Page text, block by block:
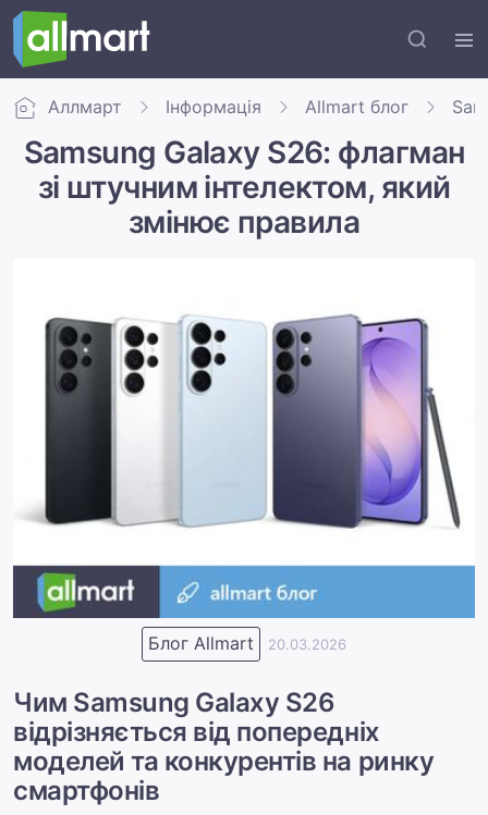
Аллмарт Інформація Allmart блог
Samsung Galaxy S26: флагман
зі штучним інтелектом, який
змінює правила
Блог Allmart 20.03.2026
Чим Samsung Galaxy S26
відрізняється від попередніх
моделей та конкурентів на ринку
смартфонів